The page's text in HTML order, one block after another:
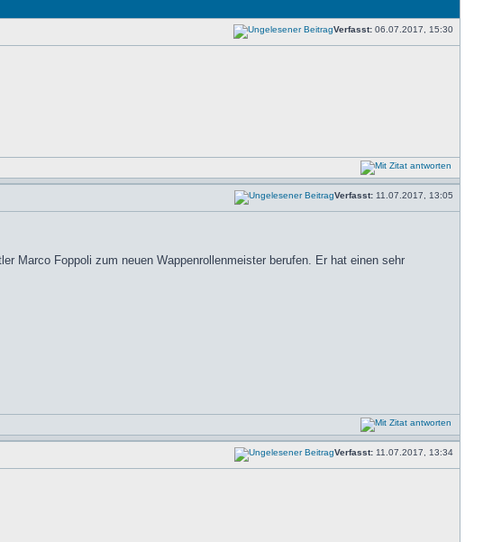
Verfasst: 06.07.2017, 15:30
Verfasst: 11.07.2017, 13:05
Marco Foppoli zum neuen Wappenrollenmeister berufen. Er hat einen sehr
Verfasst: 11.07.2017, 13:34